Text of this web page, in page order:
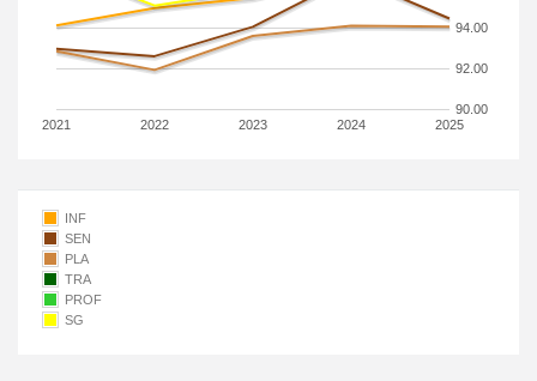
2021 2022 2023 2024 2025
90.00
92.00
94.00
INF
SEN
PLA
TRA
PROF
SG